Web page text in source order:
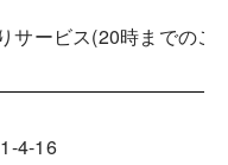
サービス(20時までのご
4-16